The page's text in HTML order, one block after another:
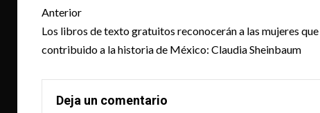
Post
navigation
Anterior
Los libros de texto gratuitos reconocerán a las mujeres que
contribuido a la historia de México: Claudia Sheinbaum
Deja un comentario